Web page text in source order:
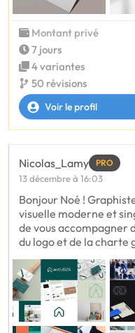
Montant privé
7 jours
4 variantes
50 révisions
Voir le profil
Nicolas_Lamy PRO
13 décembre à 16:03
Bonjour Noé !
visuelle moderne et
de vous accompagner
du logo et de la charte